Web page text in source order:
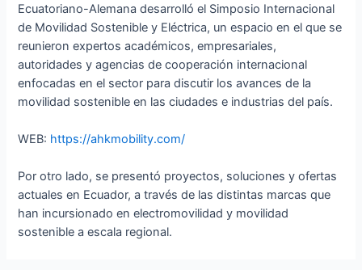
Ecuatoriano-Alemana desarrolló el Simposio Internacional
de Movilidad Sostenible y Eléctrica, un espacio en el que se
reunieron expertos académicos, empresariales,
autoridades y agencias de cooperación internacional
enfocadas en el sector para discutir los avances de la
movilidad sostenible en las ciudades e industrias del país.
WEB: https://ahkmobility.com/
Por otro lado, se presentó proyectos, soluciones y ofertas
actuales en Ecuador, a través de las distintas marcas que
han incursionado en electromovilidad y movilidad
sostenible a escala regional.